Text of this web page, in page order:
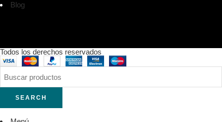
Blog
Todos los derechos reservados
SEARCH